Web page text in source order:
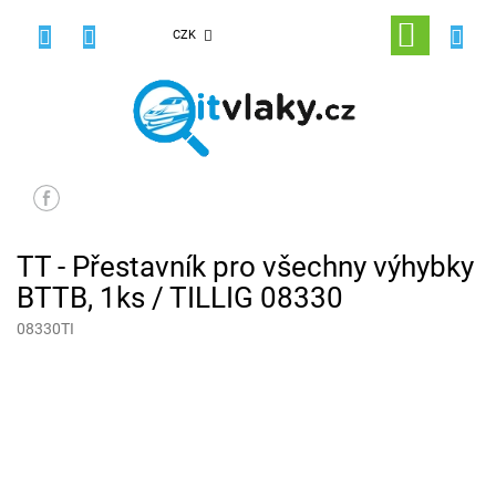
CZK
NÁKUPNÍ
KOŠÍK
TT - Přestavník pro všechny výhybky
BTTB, 1ks / TILLIG 08330
08330TI